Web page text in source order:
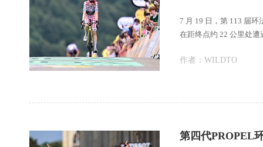
7 月 19 日，第 113 届
在距终点约 22 公里处
作者： WILDTO